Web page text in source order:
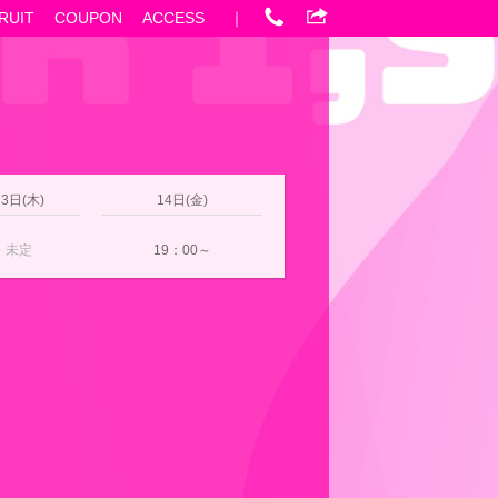
COUPON ACCESS ｜
日(木) 14日(金)
未定 19：00～